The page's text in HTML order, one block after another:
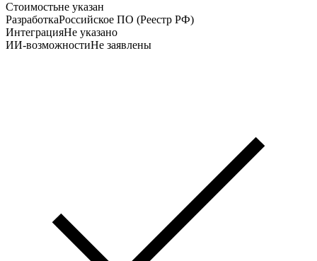
Стоимостьне указан
РазработкаРоссийское ПО (Реестр РФ)
ИнтеграцияНе указано
ИИ-возможностиНе заявлены